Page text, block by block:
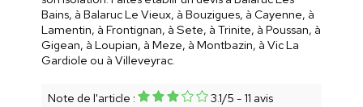
Bains, à Balaruc Le Vieux, à Bouzigues, à Cayenne, à
Lamentin, à Frontignan, à Sete, à Trinite, à Poussan, à
Gigean, à Loupian, à Meze, à Montbazin, à Vic La
Gardiole ou à Villeveyrac.
Note de l'article : 3.1/5 - 11 avis